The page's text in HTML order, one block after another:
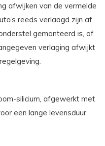
afwijken van de vermelde
reeds verlaagd zijn af
gemonteerd is, of
verlaging afwijkt
silicium, afgewerkt met
een lange levensduur